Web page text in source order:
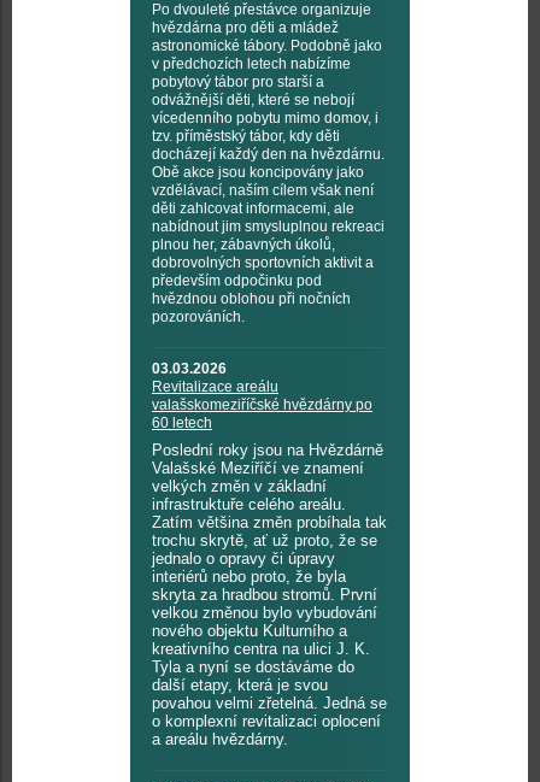
Po dvouleté přestávce organizuje
hvězdárna pro děti a mládež
astronomické tábory. Podobně jako
v předchozích letech nabízíme
pobytový tábor pro starší a
odvážnější děti, které se nebojí
vícedenního pobytu mimo domov, i
tzv. příměstský tábor, kdy děti
docházejí každý den na hvězdárnu.
Obě akce jsou koncipovány jako
vzdělávací, naším cílem však není
děti zahlcovat informacemi, ale
nabídnout jim smysluplnou rekreaci
plnou her, zábavných úkolů,
dobrovolných sportovních aktivit a
především odpočinku pod
hvězdnou oblohou při nočních
pozorováních.
03.03.2026
Revitalizace areálu
valašskomeziříčské hvězdárny po
60 letech
Poslední roky jsou na Hvězdárně
Valašské Meziříčí ve znamení
velkých změn v základní
infrastruktuře celého areálu.
Zatím většina změn probíhala tak
trochu skrytě, ať už proto, že se
jednalo o opravy či úpravy
interiérů nebo proto, že byla
skryta za hradbou stromů. První
velkou změnou bylo vybudování
nového objektu Kulturního a
kreativního centra na ulici J. K.
Tyla a nyní se dostáváme do
další etapy, která je svou
povahou velmi zřetelná. Jedná se
o komplexní revitalizaci oplocení
a areálu hvězdárny.